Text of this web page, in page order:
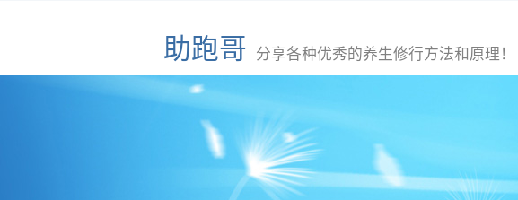
助跑哥 分享各种优秀的养生修行方法和原理！